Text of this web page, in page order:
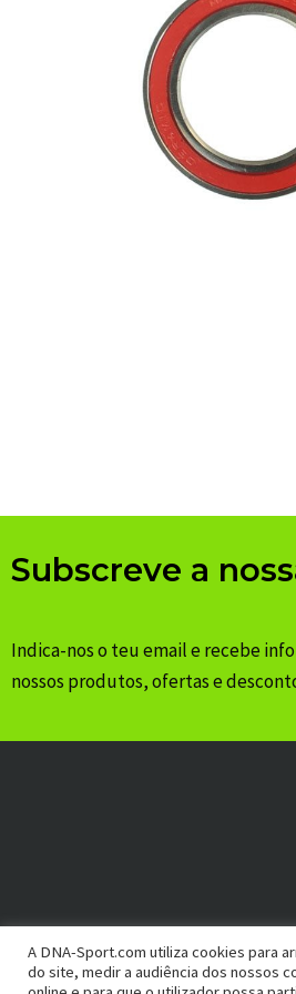
Subscreve a
Indica-nos o teu email e recebe
nossos produtos, ofertas e
A DNA-Sport.com utiliza cookies para
do site, medir a audiência dos nossos